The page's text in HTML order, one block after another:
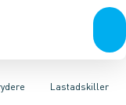
Forgreningsmateriel
og softstartere
Lastadskiller
til